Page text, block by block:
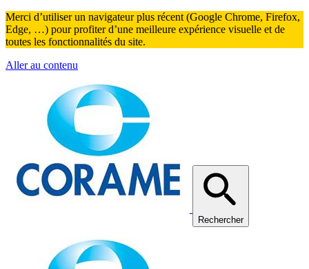
Merci d’utiliser un navigateur plus récent (Google Chrome, Firefox,
Edge, …) pour profiter d’une meilleure expérience visuelle et de
toutes les fonctionnalités du site.
Aller au contenu
Rechercher